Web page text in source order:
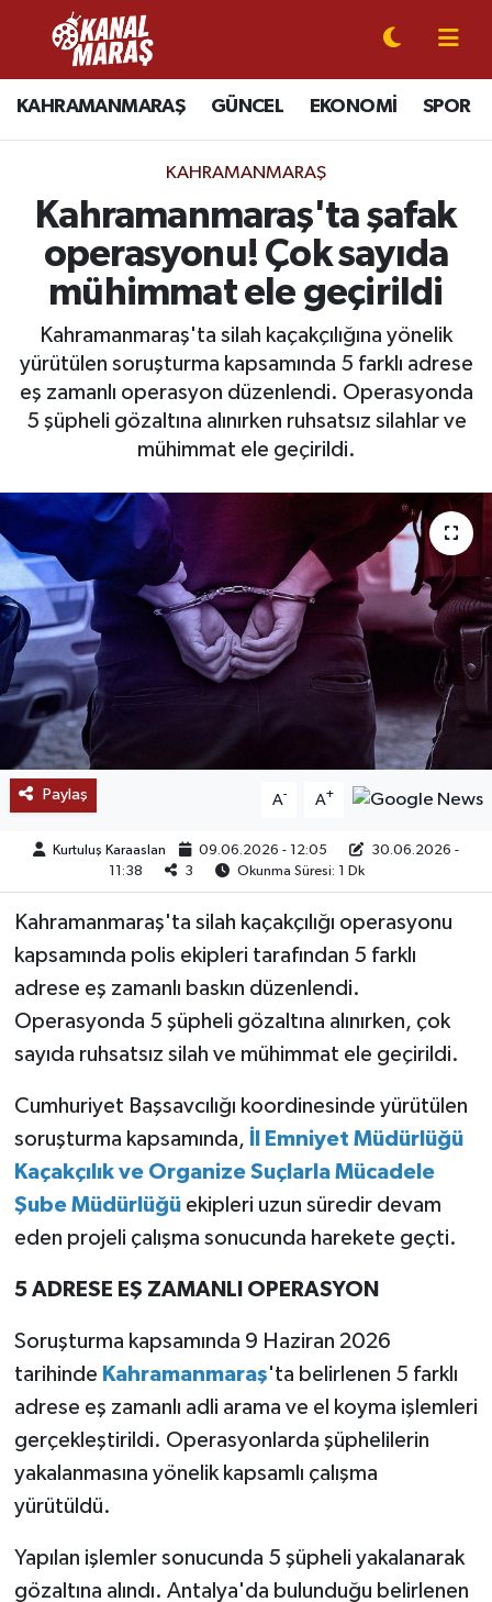
KAHRAMANMARAŞ GÜNCEL EKONOMİ SPOR
KAHRAMANMARAŞ
Kahramanmaraş'ta şafak
operasyonu! Çok sayıda
mühimmat ele geçirildi
Kahramanmaraş'ta silah kaçakçılığına yönelik
yürütülen soruşturma kapsamında 5 farklı adrese
eş zamanlı operasyon düzenlendi. Operasyonda
5 şüpheli gözaltına alınırken ruhsatsız silahlar ve
mühimmat ele geçirildi.
Paylaş A- A+
Kurtuluş Karaaslan 09.06.2026 - 12:05
30.06.2026 -
11:38
3 Okunma Süresi: 1 Dk
Kahramanmaraş'ta silah kaçakçılığı operasyonu
kapsamında polis ekipleri tarafından 5 farklı
adrese eş zamanlı baskın düzenlendi.
Operasyonda 5 şüpheli gözaltına alınırken, çok
sayıda ruhsatsız silah ve mühimmat ele geçirildi.
Cumhuriyet Başsavcılığı koordinesinde yürütülen
soruşturma kapsamında,
İl Emniyet Müdürlüğü
Kaçakçılık ve Organize Suçlarla Mücadele
Şube Müdürlüğü ekipleri uzun süredir devam
eden projeli çalışma sonucunda harekete geçti.
5 ADRESE EŞ ZAMANLI OPERASYON
Soruşturma kapsamında 9 Haziran 2026
tarihinde Kahramanmaraş'ta belirlenen 5 farklı
adrese eş zamanlı adli arama ve el koyma işlemleri
gerçekleştirildi. Operasyonlarda şüphelilerin
yakalanmasına yönelik kapsamlı çalışma
yürütüldü.
Yapılan işlemler sonucunda 5 şüpheli yakalanarak
gözaltına alındı. Antalya'da bulunduğu belirlenen
CANLI YAYIN
KAHRAMANMARAŞ
SPOR
SİYASET
EKONOMİ
GÜNDEM
SAĞLIK
EĞİTİM
BÖLGE
KEŞFET
POPÜLER
DÜNYA
TREND
MEDYA
OTOMOTİV
TEKNOLOJİ
KÜLTÜR SANAT
Kahramanmaraş Nöbetçi Eczaneler
Kahramanmaraş Hava Durumu
Kahramanmaraş Trafik Yoğunluk Haritası
Süper Lig Puan Durumu ve Fikstür
Tüm Manşetler
Son Dakika Haberleri